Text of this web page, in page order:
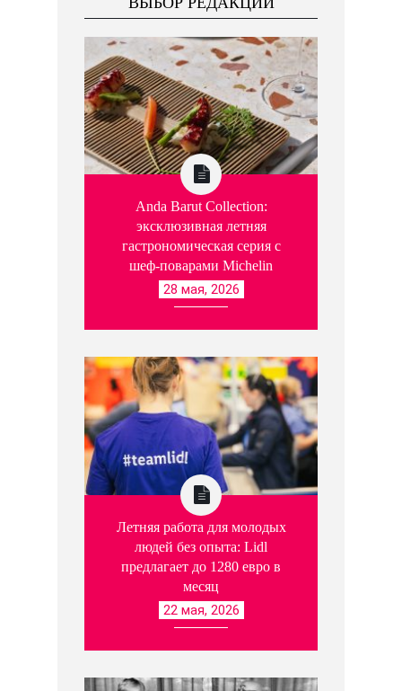
Anda Barut Collection:
эксклюзивная летняя
гастрономическая серия с
шеф-поварами Michelin
28 мая, 2026
Летняя работа для молодых
людей без опыта: Lidl
предлагает до 1280 евро в
месяц
22 мая, 2026